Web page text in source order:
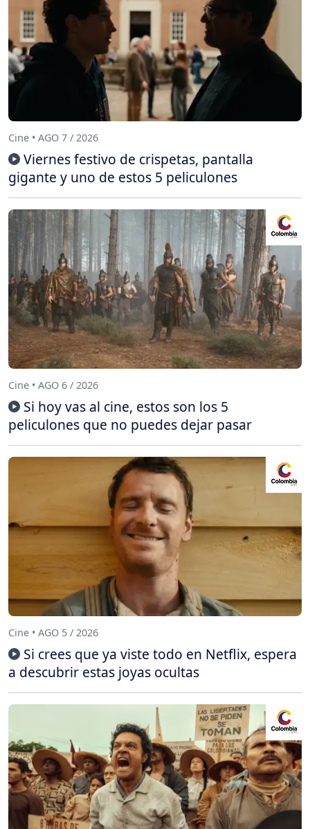
Cine • AGO 7 / 2026
Viernes festivo de crispetas, pantalla
gigante y uno de estos 5 peliculones
Cine • AGO 6 / 2026
Si hoy vas al cine, estos son los 5
peliculones que no puedes dejar pasar
Cine • AGO 5 / 2026
Si crees que ya viste todo en Netflix, espera
a descubrir estas joyas ocultas